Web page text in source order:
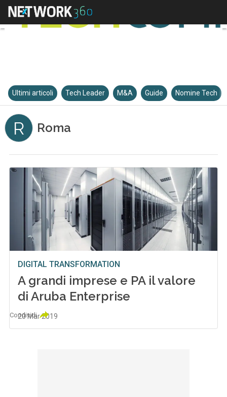
Ultimi articoli Tech Leader M&A Guide Nomine Tech
R Roma
DIGITAL TRANSFORMATION
A grandi imprese e PA il valore
di Aruba Enterprise
20 Mar 2019
Condividi